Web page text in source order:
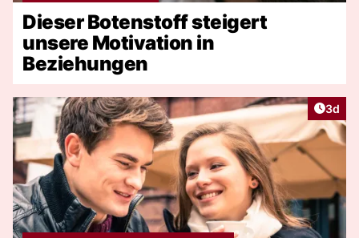
Dieser Botenstoff steigert
unsere Motivation in
Beziehungen
3d